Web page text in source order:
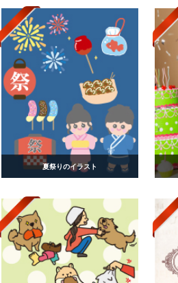
夏祭りのイラスト